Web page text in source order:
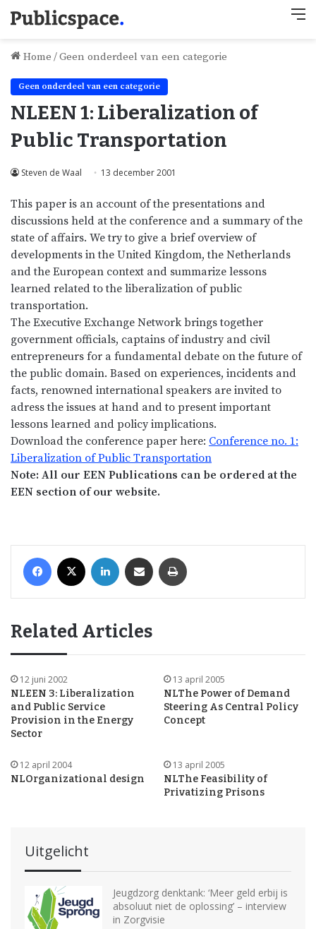
Home /Geen onderdeel van een categorie
Geen onderdeel van een categorie
NLEEN 1: Liberalization of
Public Transportation
Steven de Waal 13 december 2001
This paper is an account of the presentations and
discussions held at the conference and a summary of the
state of affairs. We try to give a brief overview of
developments in the United Kingdom, the Netherlands
and the European context and summarize lessons
learned related to the liberalization of public
transportation.
The Executive Exchange Network brings together
government officials, captains of industry and civil
entrepreneurs for a fundamental debate on the future of
the public domain. Based on experiences, incidents and
facts, renowned international speakers are invited to
adress the issues at hand and to present important
lessons learned and policy implications.
Download the conference paper here: Conference no. 1:
Liberalization of Public Transportation
Note: All our EEN Publications can be ordered at the
EEN section of our website.
Related Articles
12 juni 2002
NLEEN 3: Liberalization
and Public Service
Provision in the Energy
Sector
13 april 2005
NLThe Power of Demand
Steering As Central Policy
Concept
12 april 2004
NLOrganizational design
13 april 2005
NLThe Feasibility of
Privatizing Prisons
Uitgelicht
Jeugdzorg denktank: ‘Meer geld erbij is
absoluut niet de oplossing’ – interview
in Zorgvisie